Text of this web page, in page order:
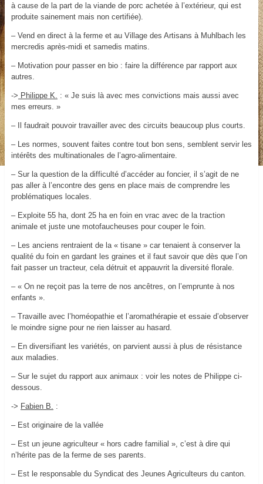
à cause de la part de la viande de porc achetée à l’extérieur, qui est
produite sainement mais non certifiée).
– Vend en direct à la ferme et au Village des Artisans à Muhlbach les
mercredis après-midi et samedis matins.
– Motivation pour passer en bio : faire la différence par rapport aux
autres.
-> Philippe K. : « Je suis là avec mes convictions mais aussi avec
mes erreurs. »
– Il faudrait pouvoir travailler avec des circuits beaucoup plus courts.
– Les normes, souvent faites contre tout bon sens, semblent servir les
intérêts des multinationales de l’agro-alimentaire.
– Sur la question de la difficulté d’accéder au foncier, il s’agit de ne
pas aller à l’encontre des gens en place mais de comprendre les
problématiques locales.
– Exploite 55 ha, dont 25 ha en foin en vrac avec de la traction
animale et juste une motofaucheuses pour couper le foin.
– Les anciens rentraient de la « tisane » car tenaient à conserver la
qualité du foin en gardant les graines et il faut savoir que dès que l’on
fait passer un tracteur, cela détruit et appauvrit la diversité florale.
– « On ne reçoit pas la terre de nos ancêtres, on l’emprunte à nos
enfants ».
– Travaille avec l’homéopathie et l’aromathérapie et essaie d’observer
le moindre signe pour ne rien laisser au hasard.
– En diversifiant les variétés, on parvient aussi à plus de résistance
aux maladies.
– Sur le sujet du rapport aux animaux : voir les notes de Philippe ci-
dessous.
-> Fabien B. :
– Est originaire de la vallée
– Est un jeune agriculteur « hors cadre familial », c’est à dire qui
n’hérite pas de la ferme de ses parents.
– Est le responsable du Syndicat des Jeunes Agriculteurs du canton.